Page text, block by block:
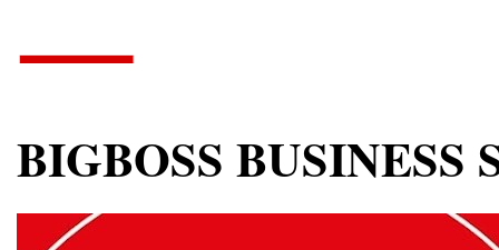
BIGBOSS BUSINESS